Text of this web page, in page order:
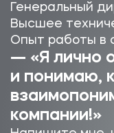
— «Я лично
и понимаю,
компании!»
Генеральный
Высшее
Опыт работы в